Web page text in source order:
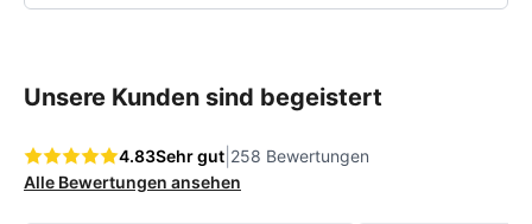
Unsere Kunden sind begeistert
4.83Sehr gut 258 Bewertungen
Alle Bewertungen ansehen